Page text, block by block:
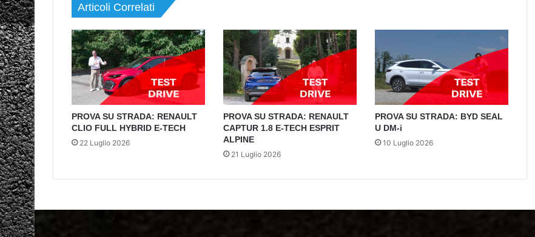
Articoli Correlati
PROVA SU STRADA: RENAULT
CLIO FULL HYBRID E-TECH
22 Luglio 2026
PROVA SU STRADA: RENAULT
CAPTUR 1.8 E-TECH ESPRIT
ALPINE
21 Luglio 2026
PROVA SU STRADA: BYD SEAL
U DM-i
10 Luglio 2026